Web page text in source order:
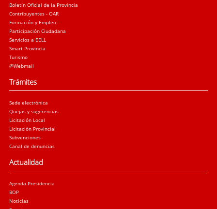
Boletín Oficial de la Provincia
Contribuyentes - OAR
Formación y Empleo
Participación Ciudadana
Servicios a EELL
Smart Provincia
Turismo
@Webmail
Trámites
Sede electrónica
Quejas y sugerencias
Licitación Local
Licitación Provincial
Subvenciones
Canal de denuncias
Actualidad
Agenda Presidencia
BOP
Noticias